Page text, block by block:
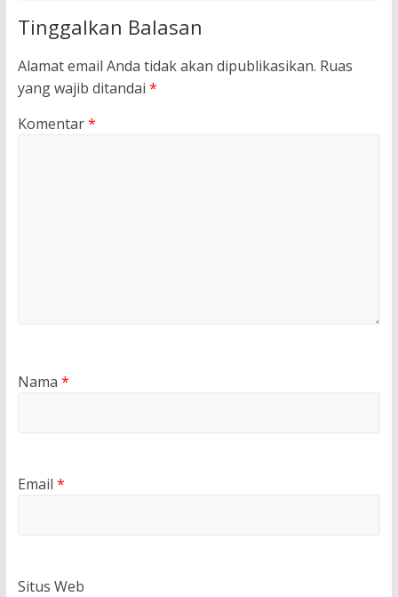
Tinggalkan Balasan
Alamat email Anda tidak akan dipublikasikan. Ruas
yang wajib ditandai *
Komentar*
Nama *
Email *
Situs Web